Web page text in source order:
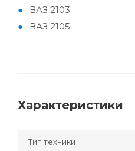
ВАЗ 2103
ВАЗ 2105
Характеристики
Тип техники